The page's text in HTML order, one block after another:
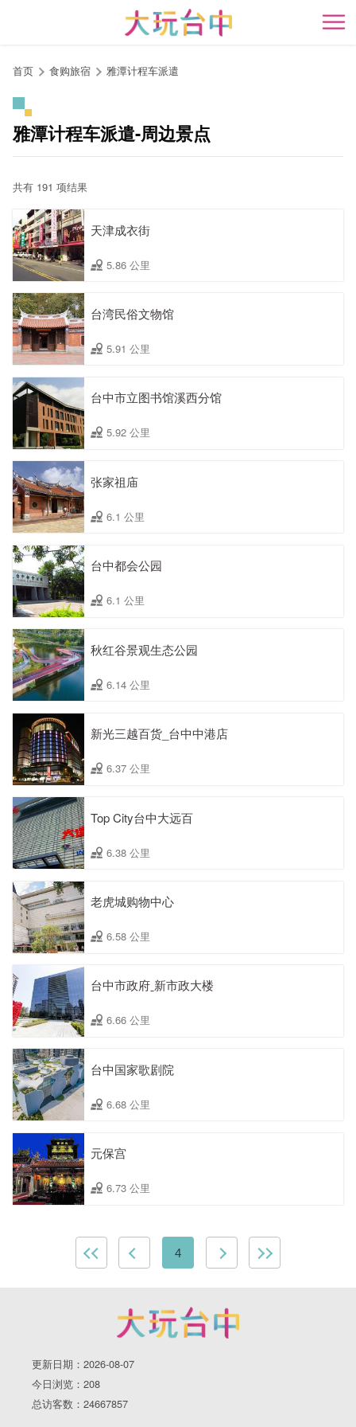
开
首页 食购旅宿 雅潭计程车派遣
雅潭计程车派遣-周边景点
共有 191 项结果
天津成衣街
5.86 公里
台湾民俗文物馆
5.91 公里
台中市立图书馆溪西分馆
5.92 公里
张家祖庙
6.1 公里
台中都会公园
6.1 公里
秋红谷景观生态公园
6.14 公里
新光三越百货_台中中港店
6.37 公里
Top City台中大远百
6.38 公里
老虎城购物中心
6.58 公里
台中市政府ˍ新市政大楼
6.66 公里
台中国家歌剧院
6.68 公里
元保宫
6.73 公里
4
更新日期：2026-08-07
今日浏览：208
总访客数：24667857